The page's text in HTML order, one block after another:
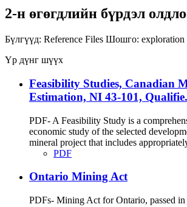
2-н өгөгдлийн бүрдэл
Бүлгүүд: Reference Files Шошго: exploration
Үр дүнг шүүх
Feasibility Studies, Canadian
Estimation, NI 43-101,
PDF- A Feasibility Study is a
economic study of the selected
mineral project that includes
PDF
Ontario Mining Act
PDFs- Mining Act for Ontario, passed in